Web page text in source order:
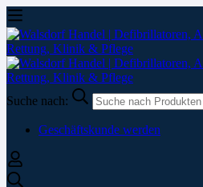
Suche nach:
Geschäftskunde werden